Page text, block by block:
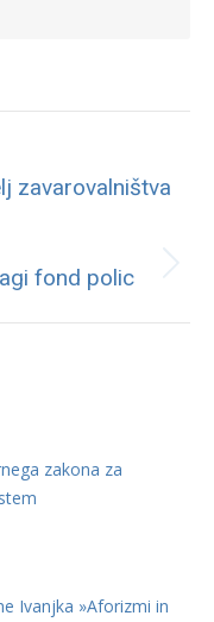
zavarovalništva
fond polic
zakona za
Ivanjka »Aforizmi in